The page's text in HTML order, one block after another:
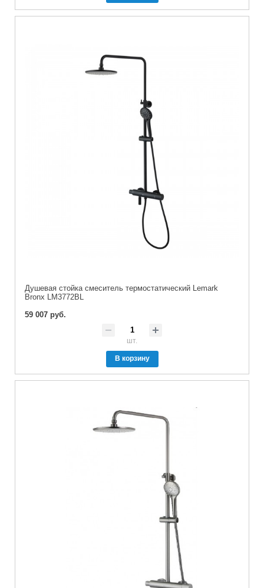
Душевая стойка смeситель термостатический Lemark
Bronx LM3772BL
59 007 руб.
шт.
В корзину